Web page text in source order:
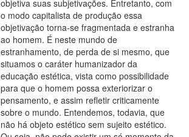
objetiva suas subjetivações. Entretanto, com
o modo capitalista de produção essa
objetivação torna-se fragmentada e estranha
ao homem. É neste mundo de
estranhamento, de perda de si mesmo, que
situamos o caráter humanizador da
educação estética, vista como possibilidade
para que o homem possa exteriorizar o
pensamento, e assim refletir criticamente
sobre o mundo. Entendemos, todavia, que
não há objeto estético sem sujeito estético.